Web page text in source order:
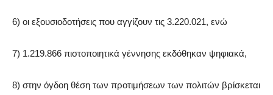
6) οι εξουσιοδοτήσεις που αγγίζουν τις 3.220.021, ενώ
7) 1.219.866 πιστοποιητικά γέννησης εκδόθηκαν ψηφιακά,
8) στην όγδοη θέση των προτιμήσεων των πολιτών βρίσκεται